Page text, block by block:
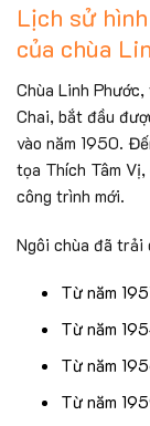
Lịch sử
của chùa
Chùa Linh
Chai, bắt đầu
vào năm 1950.
tọa Thích Tâm
công trình mới.
Ngôi chùa đã
Từ năm
Từ năm
Từ năm
Từ năm